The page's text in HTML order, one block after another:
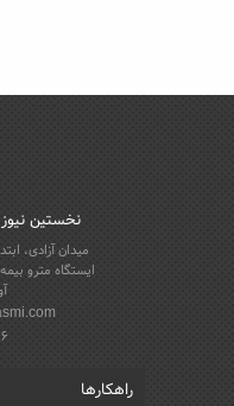
نخستین نیوز
میدان آزادی،
ایستگاه مترو
راهکارها